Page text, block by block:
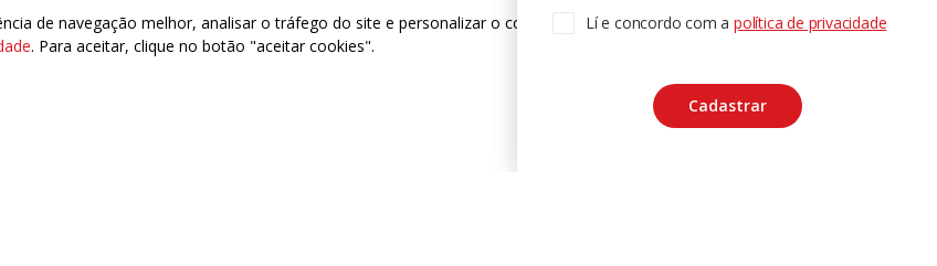
Lí e concordo com apolítica de privacidade
Cadastrar
- Trabalhadores(as) Associados | 25.831.443 - Trabalhadores(as) na Base
de navegação melhor, analisar o tráfego do site e personalizar o conteúdo. Para saber mais
. Para aceitar, clique no botão "aceitar cookies".